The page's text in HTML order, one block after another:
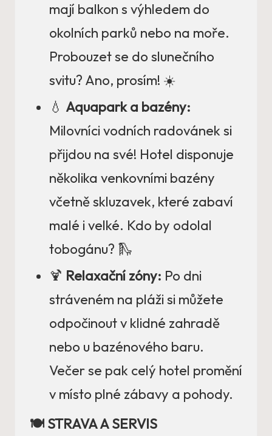
mají balkon s výhledem do
okolních parků nebo na moře.
Probouzet se do slunečního
svitu? Ano, prosím! ☀️
💧 Aquapark a bazény:
Milovníci vodních radovánek si
přijdou na své! Hotel disponuje
několika venkovními bazény
včetně skluzavek, které zabaví
malé i velké. Kdo by odolal
tobogánu? 🛝
🍹 Relaxační zóny: Po dni
stráveném na pláži si můžete
odpočinout v klidné zahradě
nebo u bazénového baru.
Večer se pak celý hotel promění
v místo plné zábavy a pohody.
🍽️ STRAVA A SERVIS